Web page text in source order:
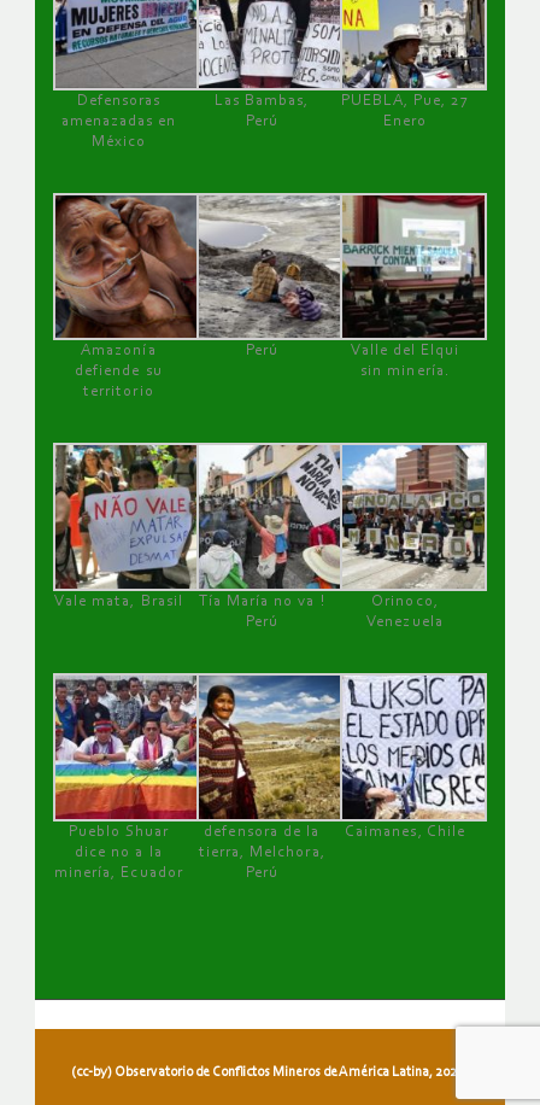
Defensoras
amenazadas en
México
Las Bambas,
Perú
PUEBLA, Pue, 27
Enero
Amazonía
defiende su
territorio
Perú
Valle del Elqui
sin minería.
Vale mata, Brasil
Tía María no va !
Perú
Orinoco,
Venezuela
Pueblo Shuar
dice no a la
minería, Ecuador
defensora de la
tierra, Melchora,
Perú
Caimanes, Chile
(cc-by) Observatorio de Conflictos Mineros de América Latina, 2026